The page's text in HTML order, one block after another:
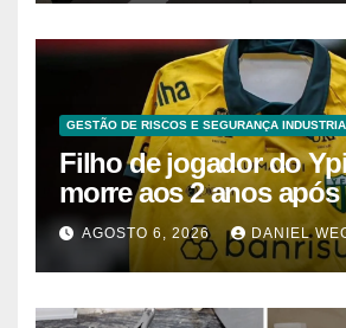
GESTÃO DE RISCOS E SEGURANÇA
Filho de jogador do
morre aos 2 anos
AGOSTO 6, 2026 DANIEL